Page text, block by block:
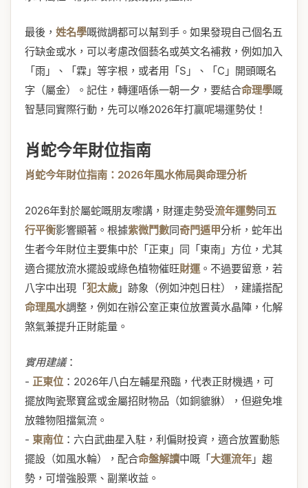
最後， 姓名學嘅微調都可以幫到手。如果發現自己個名五
行缺金或水，可以考慮改個藝名或英文名補救，例如加入
「雨」、「霖」等字根，或者用「S」、「C」開頭嘅名
字（屬金）。記住，轉運唔係一朝一夕，要結合命理學嘅
智慧同實際行動，先可以喺2026年打贏呢場運勢仗！
肖蛇今年財位指南
肖蛇今年財位指南：2026年風水佈局與命理分析
2026年對於屬蛇嘅朋友嚟講，財運走勢受流年運勢同五
行平衡影響顯著。根據紫微鬥數同奇門遁甲分析，蛇年出
生者今年財位主要集中於「正東」同「東南」方位，尤其
適合擺放流水擺設或綠色植物催旺財運 。不過要留意，若
八字中出現「犯太歲 」跡象（例如沖剋日柱），建議搭配
命理風水調整，例如在辦公室正東位放置黃水晶陣，化解
煞氣兼提升正財能量。
實用建議：
- 正東位 ：2026年八白左輔星飛臨，代表正財機遇，可
擺放陶瓷聚寶盆或金屬招財物品（如銅貔貅），但避免堆
放雜物阻擋氣流。
- 東南位 ：六白武曲星入駐，利偏財投資，適合放置動態
擺設（如風水輪），配合命盤解讀中嘅「大運流年 」趨
勢，可增強股票、副業收益。